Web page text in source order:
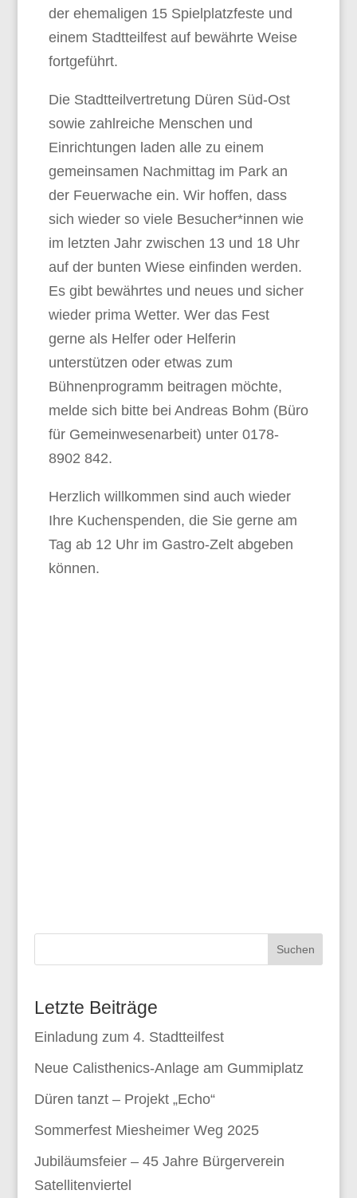
der ehemaligen 15 Spielplatzfeste und
einem Stadtteilfest auf bewährte Weise
fortgeführt.
Die Stadtteilvertretung Düren Süd-Ost
sowie zahlreiche Menschen und
Einrichtungen laden alle zu einem
gemeinsamen Nachmittag im Park an
der Feuerwache ein. Wir hoffen, dass
sich wieder so viele Besucher*innen wie
im letzten Jahr zwischen 13 und 18 Uhr
auf der bunten Wiese einfinden werden.
Es gibt bewährtes und neues und sicher
wieder prima Wetter. Wer das Fest
gerne als Helfer oder Helferin
unterstützen oder etwas zum
Bühnenprogramm beitragen möchte,
melde sich bitte bei Andreas Bohm (Büro
für Gemeinwesenarbeit) unter 0178-
8902 842.
Herzlich willkommen sind auch wieder
Ihre Kuchenspenden, die Sie gerne am
Tag ab 12 Uhr im Gastro-Zelt abgeben
können.
Suchen
Letzte Beiträge
Einladung zum 4. Stadtteilfest
Neue Calisthenics-Anlage am Gummiplatz
Düren tanzt – Projekt „Echo“
Sommerfest Miesheimer Weg 2025
Jubiläumsfeier – 45 Jahre Bürgerverein
Satellitenviertel